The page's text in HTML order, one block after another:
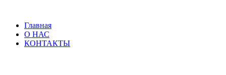
Главная
О НАС
КОНТАКТЫ